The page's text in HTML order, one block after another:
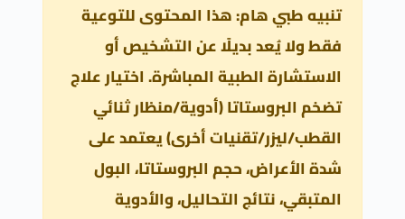
تنبيه طبي هام: هذا المحتوى للتوعية
فقط ولا يُعد بديلًا عن التشخيص أو
الاستشارة الطبية المباشرة. اختيار علاج
تضخم البروستاتا (أدوية/منظار ثنائي
القطب/ليزر/تقنيات أخرى) يعتمد على
شدة الأعراض، حجم البروستاتا، البول
المتبقي، نتائج التحاليل، والأدوية